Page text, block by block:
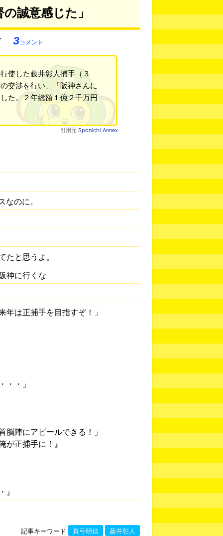
誠意感じた」
3コメント
使した藤井彰人捕手（３
交渉を行い、「阪神さんに
た。２年総額１億２千万円
引用元 Sponichi Annex
のに。
と思うよ。
神に行くな
は正捕手を目指すぞ！」
・」
陣にアピールできる！」
正捕手に！』
』
記事キーワード 真弓明信 藤井彰人